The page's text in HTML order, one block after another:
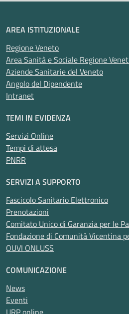
AREA ISTITUZIONALE
Regione Veneto
Area Sanità e Sociale Regione
Aziende Sanitarie del Veneto
Angolo del Dipendente
Intranet
TEMI IN EVIDENZA
Servizi Online
Tempi di attesa
PNRR
SERVIZI A SUPPORTO
Fascicolo Sanitario Elettronico
Prenotazioni
Comitato Unico di Garanzia per le
Fondazione di Comunità Vicentina
OUVI ONLUSS
COMUNICAZIONE
News
Eventi